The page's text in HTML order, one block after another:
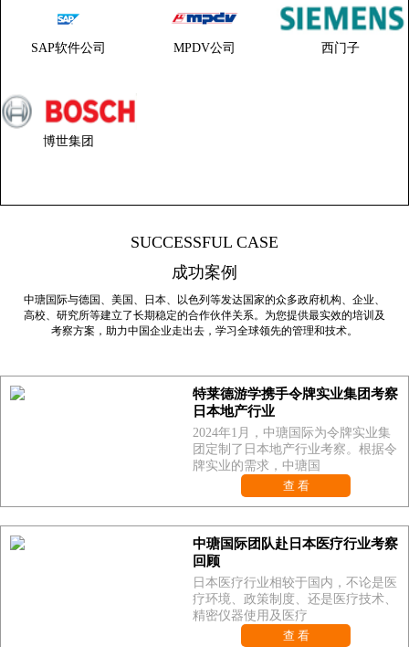
SAP软件公司 MPDV公司 西门子
博世集团
SUCCESSFUL CASE
成功案例
中瑭国际与德国、美国、日本、以色列等发达国家的众多政府机构、企业、
高校、研究所等建立了长期稳定的合作伙伴关系。为您提供最实效的培训及
考察方案，助力中国企业走出去，学习全球领先的管理和技术。
特莱德游学携手令牌实业集团考察
日本地产行业
2024年1月，中瑭国际为令牌实业集
团定制了日本地产行业考察。根据令
牌实业的需求，中瑭国
查 看
中瑭国际团队赴日本医疗行业考察
回顾
日本医疗行业相较于国内，不论是医
疗环境、政策制度、还是医疗技术、
精密仪器使用及医疗
查 看